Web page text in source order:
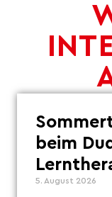
beim
5. August 2026